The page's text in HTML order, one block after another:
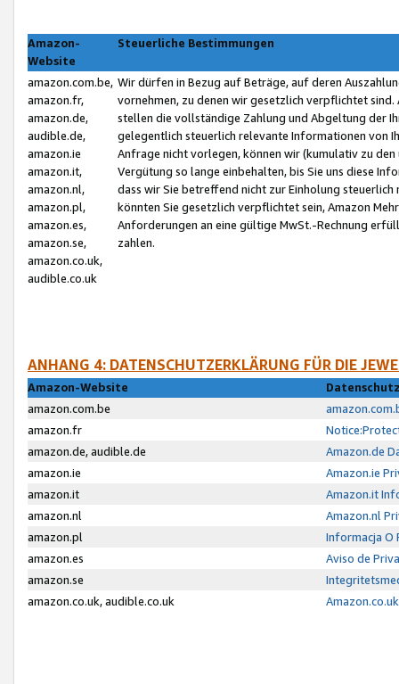
Amazon-
Website
Steuerliche Bestimmungen
amazon.com.be,
amazon.fr,
amazon.de,
audible.de,
amazon.ie
amazon.it,
amazon.nl,
amazon.pl,
amazon.es,
amazon.se,
amazon.co.uk,
audible.co.uk
Wir dürfen in Bezug auf Beträge, auf deren
vornehmen, zu denen wir gesetzlich verpflichtet
stellen die vollständige Zahlung und Abgeltung der
gelegentlich steuerlich relevante Informationen von
Anfrage nicht vorlegen, können wir (kumulativ zu
Vergütung so lange einbehalten, bis Sie uns diese
dass wir Sie betreffend nicht zur Einholung
könnten Sie gesetzlich verpflichtet sein, Amazon
Anforderungen an eine gültige MwSt.-Rechnung
zahlen.
ANHANG 4: DATENSCHUTZERKLÄRUNG FÜR DIE
Amazon-Website
amazon.com.be
amazon.fr
amazon.de, audible.de
Amazon.de
amazon.ie
Amazon.ie
amazon.it
Amazon.it
amazon.nl
Amazon.nl
amazon.pl
Informacja O
amazon.es
Aviso de
amazon.se
amazon.co.uk, audible.co.uk